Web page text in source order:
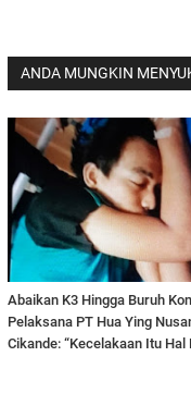
ANDA MUNGKIN
Abaikan K3 Hingga Buruh
Pelaksana PT Hua Ying
Cikande: “Kecelakaan Itu Hal